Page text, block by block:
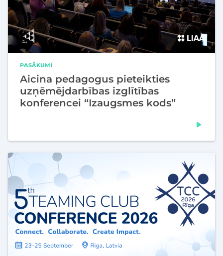
PASĀKUMI
Aicina pedagogus pieteikties
uzņēmējdarbības izglītības
konferencei “Izaugsmes kods”